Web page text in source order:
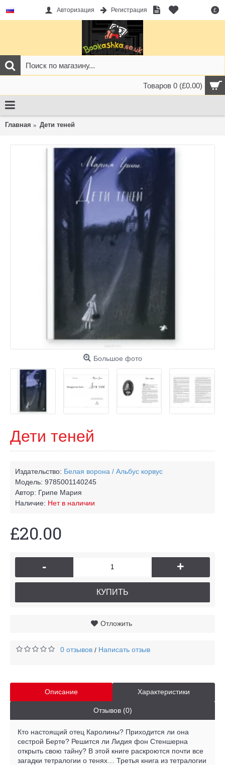
£
Авторизация Регистрация
Товаров 0 (£0.00)
Главная Дети теней
Большое фото
Дети теней
Издательство: Белая ворона / Альбус корвус
Модель: 9785001140245
Автор: Грипе Мария
Наличие: Нет в наличии
£20.00
- +
КУПИТЬ
Отложить
0 отзывов / Написать отзыв
Описание Характеристики
Отзывов (0)
Кто настоящий отец Каролины? Приходится ли она
сестрой Берте? Решится ли Лидия фон Стеншерна
открыть свою тайну? В этой книге раскроются почти все
загадки тетралогии о тенях… Третья книга из тетралогии